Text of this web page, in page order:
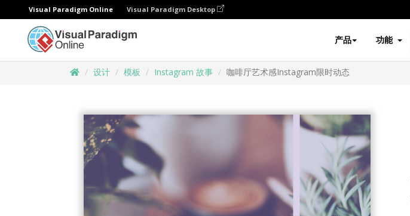
Visual Paradigm Online Visual Paradigm Desktop
产品 功能
设计 模板 Instagram 故事 咖啡厅艺术感Instagram限时动态